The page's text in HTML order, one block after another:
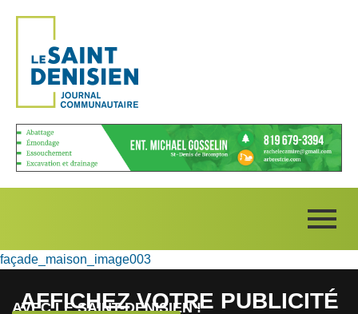
façade_maison_image003
AFFICHEZ VOTRE PUBLICITÉ
AVEC LE SAINT-DENISIEN !